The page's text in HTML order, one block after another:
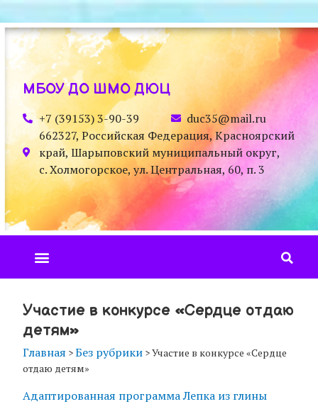
МБОУ ДО ШМО ДЮЦ
+7 (39153) 3-90-39
duc35@mail.ru
662327, Российская Федерация, Красноярский
край, Шарыповский муниципальный округ,
с. Холмогорское, ул. Центральная, 60, п. 3
Участие в конкурсе «Сердце отдаю
детям»
Главная >Без рубрики >Участие в конкурсе «Сердце
отдаю детям»
Адаптированная программа Лепка из глины